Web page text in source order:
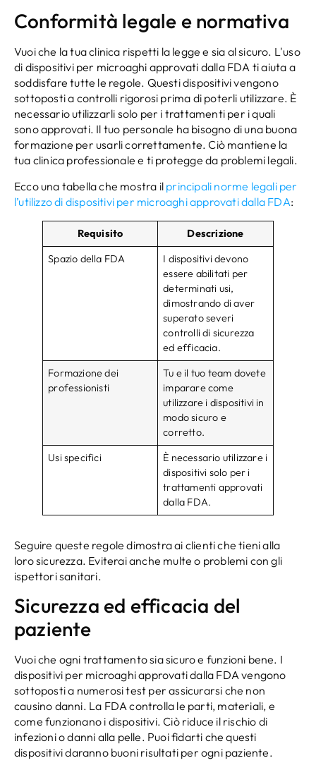
Conformità legale e normativa
Vuoi che la tua clinica rispetti la legge e sia al sicuro. L'uso
di dispositivi per microaghi approvati dalla FDA ti aiuta a
soddisfare tutte le regole. Questi dispositivi vengono
sottoposti a controlli rigorosi prima di poterli utilizzare. È
necessario utilizzarli solo per i trattamenti per i quali
sono approvati. Il tuo personale ha bisogno di una buona
formazione per usarli correttamente. Ciò mantiene la
tua clinica professionale e ti protegge da problemi legali.
Ecco una tabella che mostra il principali norme legali per
l’utilizzo di dispositivi per microaghi approvati dalla FDA:
Requisito
Descrizione
Spazio della FDA
I dispositivi devono
essere abilitati per
determinati usi,
dimostrando di aver
superato severi
controlli di sicurezza
ed efficacia.
Formazione dei
professionisti
Tu e il tuo team dovete
imparare come
utilizzare i dispositivi in ​​
modo sicuro e
corretto.
Usi specifici
È necessario utilizzare i
dispositivi solo per i
trattamenti approvati
dalla FDA.
Seguire queste regole dimostra ai clienti che tieni alla
loro sicurezza. Eviterai anche multe o problemi con gli
ispettori sanitari.
Sicurezza ed efficacia del
paziente
Vuoi che ogni trattamento sia sicuro e funzioni bene. I
dispositivi per microaghi approvati dalla FDA vengono
sottoposti a numerosi test per assicurarsi che non
causino danni. La FDA controlla le parti, materiali, e
come funzionano i dispositivi. Ciò riduce il rischio di
infezioni o danni alla pelle. Puoi fidarti che questi
dispositivi daranno buoni risultati per ogni paziente.